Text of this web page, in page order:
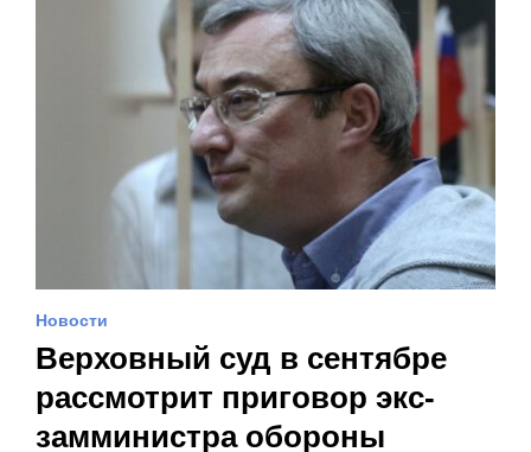
Новости
Верховный суд в сентябре
рассмотрит приговор экс-
замминистра обороны